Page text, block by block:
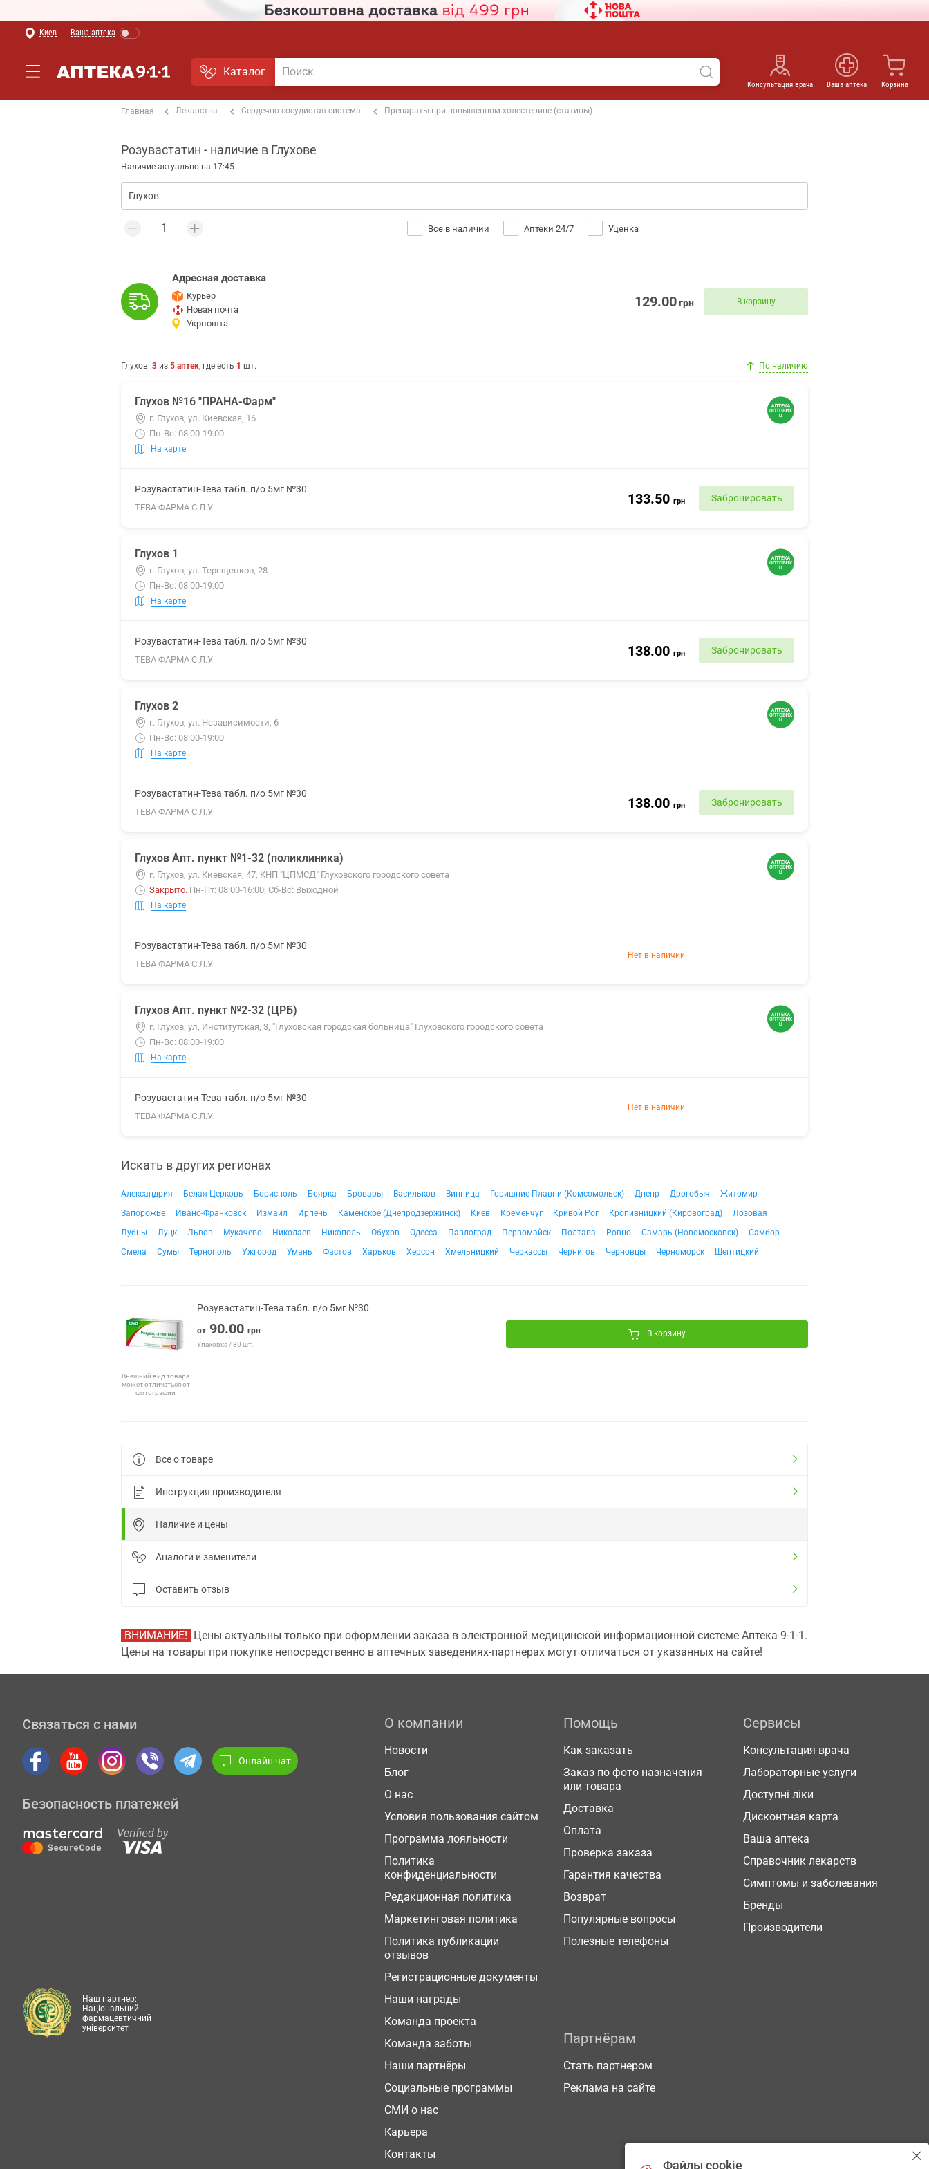
Киев Ваша аптека
Каталог
Консультация врача Ваша аптека Корзина
Главная Лекарства Сердечно-сосудистая система Препараты при повышенном холестерине (статины)
Розувастатин - наличие в Глухове
Наличие актуально на 17:45
Все в наличии Аптеки 24/7 Уценка
Адресная доставка
Курьер
Новая почта
Укрпошта
129.00грн В корзину
Глухов: 3 из 5 аптек, где есть 1 шт. По наличию
Глухов №16 "ПРАНА-Фарм"
г. Глухов, ул. Киевская, 16
Пн-Вс: 08:00-19:00
На карте
Розувастатин-Тева табл. п/о 5мг №30
ТЕВА ФАРМА С.Л.У.
133.50 грн Забронировать
Глухов 1
г. Глухов, ул. Терещенков, 28
Пн-Вс: 08:00-19:00
На карте
Розувастатин-Тева табл. п/о 5мг №30
ТЕВА ФАРМА С.Л.У.
138.00 грн Забронировать
Глухов 2
г. Глухов, ул. Независимости, 6
Пн-Вс: 08:00-19:00
На карте
Розувастатин-Тева табл. п/о 5мг №30
ТЕВА ФАРМА С.Л.У.
138.00 грн Забронировать
Глухов Апт. пункт №1-32 (поликлиника)
г. Глухов, ул. Киевская, 47, КНП "ЦПМСД" Глуховского городского совета
Закрыто. Пн-Пт: 08:00-16:00; Сб-Вс: Выходной
На карте
Розувастатин-Тева табл. п/о 5мг №30
ТЕВА ФАРМА С.Л.У.
Нет в наличии
Глухов Апт. пункт №2-32 (ЦРБ)
г. Глухов, ул, Институтская, 3, "Глуховская городская больница" Глуховского городского совета
Пн-Вс: 08:00-19:00
На карте
Розувастатин-Тева табл. п/о 5мг №30
ТЕВА ФАРМА С.Л.У.
Нет в наличии
Искать в других регионах
Александрия Белая Церковь Борисполь Боярка Бровары Васильков Винница Горишние Плавни (Комсомольск) Днепр Дрогобыч
Житомир
Запорожье
Ивано-Франковск Измаил Ирпень Каменское (Днепродзержинск) Киев Кременчуг Кривой Рог Кропивницкий (Кировоград)
Лозовая
Лубны
Луцк Львов Мукачево Николаев Никополь Обухов Одесса Павлоград Первомайск Полтава Ровно Самарь (Новомосковск)
Самбор
Смела
Сумы Тернополь Ужгород Умань Фастов Харьков Херсон Хмельницкий Черкассы Чернигов Черновцы Черноморск Шептицкий
Внешний вид товара
может отличаться от
фотографии
Розувастатин-Тева табл. п/о 5мг №30
от 90.00 грн
Упаковка / 30 шт.
В корзину
Все о товаре
Инструкция производителя
Наличие и цены
Аналоги и заменители
Оставить отзыв
ВНИМАНИЕ! Цены актуальны только при оформлении заказа в электронной медицинской информационной системе Аптека 9-1-1.
Цены на товары при покупке непосредственно в аптечных заведениях-партнерах могут отличаться от указанных на сайте!
Связаться с нами
Онлайн чат
Безопасность платежей
О компании
Новости
Блог
О нас
Условия пользования сайтом
Программа лояльности
Политика
конфиденциальности
Редакционная политика
Маркетинговая политика
Политика публикации
отзывов
Регистрационные документы
Наши награды
Команда проекта
Команда заботы
Наши партнёры
Социальные программы
СМИ о нас
Карьера
Контакты
Помощь
Как заказать
Заказ по фото назначения
или товара
Доставка
Оплата
Проверка заказа
Гарантия качества
Возврат
Популярные вопросы
Полезные телефоны
Сервисы
Консультация врача
Лабораторные услуги
Доступні ліки
Дисконтная карта
Ваша аптека
Справочник лекарств
Симптомы и заболевания
Бренды
Производители
Партнёрам
Стать партнером
Реклама на сайте
Наш партнер:
Національний
фармацевтичний
університет
Файлы cookie